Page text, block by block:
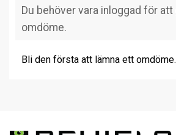
Bli den första att lämna ett omdöme.